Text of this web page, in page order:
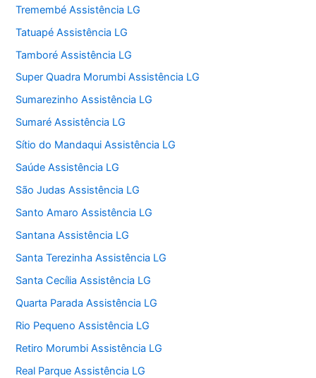
Tremembé Assistência LG
Tatuapé Assistência LG
Tamboré Assistência LG
Super Quadra Morumbi Assistência LG
Sumarezinho Assistência LG
Sumaré Assistência LG
Sítio do Mandaqui Assistência LG
Saúde Assistência LG
São Judas Assistência LG
Santo Amaro Assistência LG
Santana Assistência LG
Santa Terezinha Assistência LG
Santa Cecília Assistência LG
Quarta Parada Assistência LG
Rio Pequeno Assistência LG
Retiro Morumbi Assistência LG
Real Parque Assistência LG